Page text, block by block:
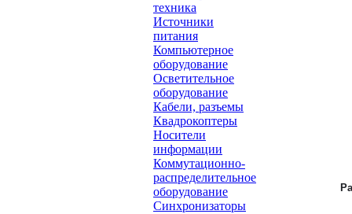
техника
Источники
питания
Компьютерное
оборудование
Осветительное
оборудование
Кабели, разъемы
Квадрокоптеры
Носители
информации
Коммутационно-
распределительное
оборудование
Синхронизаторы